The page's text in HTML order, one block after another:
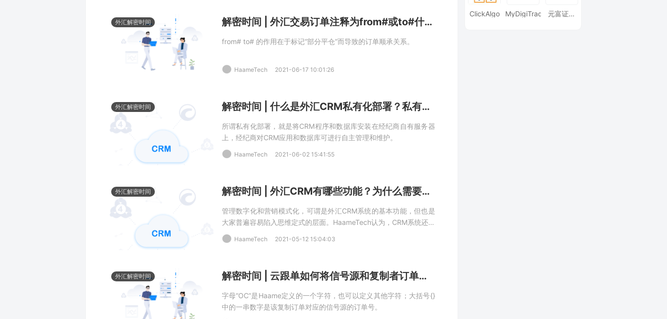
外汇解密时间 解密时间 | 外汇交易订单注释为from#或to#什么意思？
from# to# 的作用在于标记“部分平仓”而导致的订单顺承关系。
HaameTech 2021-06-17 10:01:26
外汇解密时间 解密时间 | 什么是外汇CRM私有化部署？私有化部署有什么好处？
所谓私有化部署，就是将CRM程序和数据库安装在经纪商自有服务器
上，经纪商对CRM应用和数据库可进行自主管理和维护。
HaameTech 2021-06-02 15:41:55
外汇解密时间 解密时间 | 外汇CRM有哪些功能？为什么需要外汇CRM系统？
管理数字化和营销模式化，可谓是外汇CRM系统的基本功能，但也是
大家普遍容易陷入思维定式的层面。HaameTech认为，CRM系统还远
不止于此，其还有更高的存在价值，CRM是构建互联网券商综合服务
平台的交互中心内核，是实现管理创新、营销创新的一个X因素。
HaameTech 2021-05-12 15:04:03
外汇解密时间 解密时间 | 云跟单如何将信号源和复制者订单一一对应？
字母“OC”是Haame定义的一个字符，也可以定义其他字符；大括号{}
中的一串数字是该复制订单对应的信号源的订单号。
ClickAlgo MyDigiTrade
元富证券